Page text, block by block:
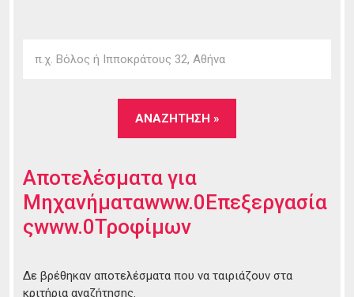
Αποτελέσματα για
Μηχανήματαwww.0Επεξεργασία
ςwww.0Τροφίμων
Δε βρέθηκαν αποτελέσματα που να ταιριάζουν στα
κριτήρια αναζήτησης.